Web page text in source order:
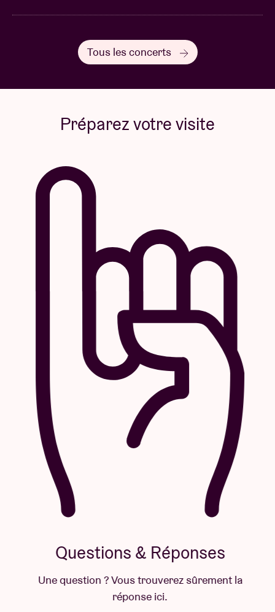
Tous les concerts
Préparez votre visite
Questions & Réponses
Une question ? Vous trouverez sûrement la
réponse ici.